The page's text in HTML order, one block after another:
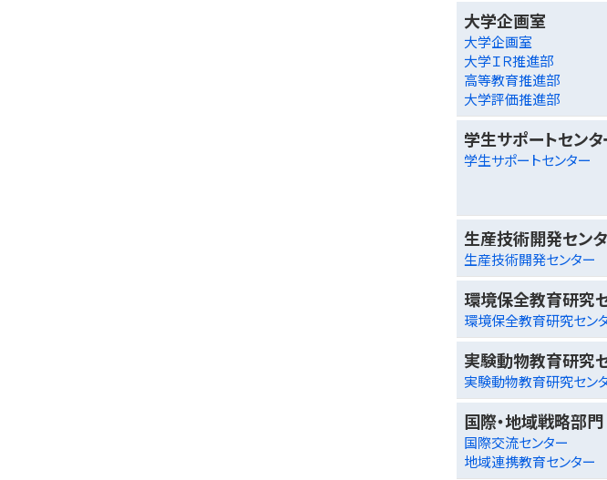
大学企画室
大学企画室
大学ＩＲ推進部
高等教育推進部
大学評価推進部
学生サポートセンタ
学生サポートセンター
生産技術開発セン
生産技術開発センター
環境保全教育研究
環境保全教育研究セン
実験動物教育研究
実験動物教育研究セン
国際・地域戦略部門
国際交流センター
地域連携教育センター